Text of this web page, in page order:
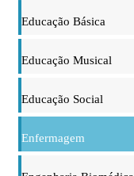
Educação Básica
Educação Musical
Educação Social
Enfermagem